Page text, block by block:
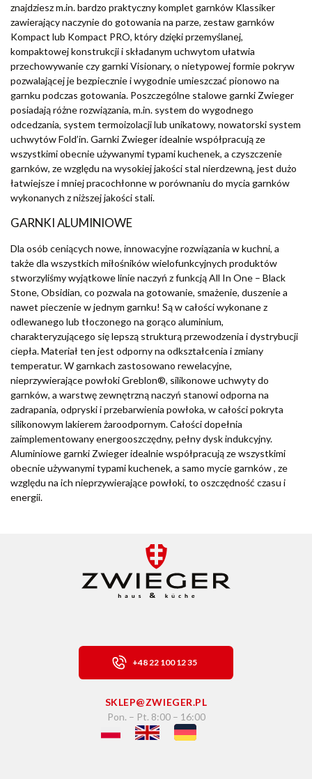
znajdziesz m.in. bardzo praktyczny komplet garnków Klassiker
zawierający naczynie do gotowania na parze, zestaw garnków
Kompact lub Kompact PRO, który dzięki przemyślanej,
kompaktowej konstrukcji i składanym uchwytom ułatwia
przechowywanie czy garnki Visionary, o nietypowej formie pokryw
pozwalającej je bezpiecznie i wygodnie umieszczać pionowo na
garnku podczas gotowania. Poszczególne stalowe garnki Zwieger
posiadają różne rozwiązania, m.in. system do wygodnego
odcedzania, system termoizolacji lub unikatowy, nowatorski system
uchwytów Fold’in. Garnki Zwieger idealnie współpracują ze
wszystkimi obecnie używanymi typami kuchenek, a czyszczenie
garnków, ze względu na wysokiej jakości stal nierdzewną, jest dużo
łatwiejsze i mniej pracochłonne w porównaniu do mycia garnków
wykonanych z niższej jakości stali.
GARNKI ALUMINIOWE
Dla osób ceniących nowe, innowacyjne rozwiązania w kuchni, a
także dla wszystkich miłośników wielofunkcyjnych produktów
stworzyliśmy wyjątkowe linie naczyń z funkcją All In One – Black
Stone, Obsidian, co pozwala na gotowanie, smażenie, duszenie a
nawet pieczenie w jednym garnku! Są w całości wykonane z
odlewanego lub tłoczonego na gorąco aluminium,
charakteryzującego się lepszą strukturą przewodzenia i dystrybucji
ciepła. Materiał ten jest odporny na odkształcenia i zmiany
temperatur. W garnkach zastosowano rewelacyjne,
nieprzywierające powłoki Greblon®, silikonowe uchwyty do
garnków, a warstwę zewnętrzną naczyń stanowi odporna na
zadrapania, odpryski i przebarwienia powłoka, w całości pokryta
silikonowym lakierem żaroodpornym. Całości dopełnia
zaimplementowany energooszczędny, pełny dysk indukcyjny.
Aluminiowe garnki Zwieger idealnie współpracują ze wszystkimi
obecnie używanymi typami kuchenek, a samo mycie garnków , ze
względu na ich nieprzywierające powłoki, to oszczędność czasu i
energii.
+48 22 100 12 35
SKLEP@ZWIEGER.PL
Pon. – Pt. 8:00 – 16:00